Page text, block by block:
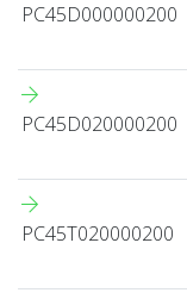
PC45D000000200
PC45D020000200
PC45T020000200